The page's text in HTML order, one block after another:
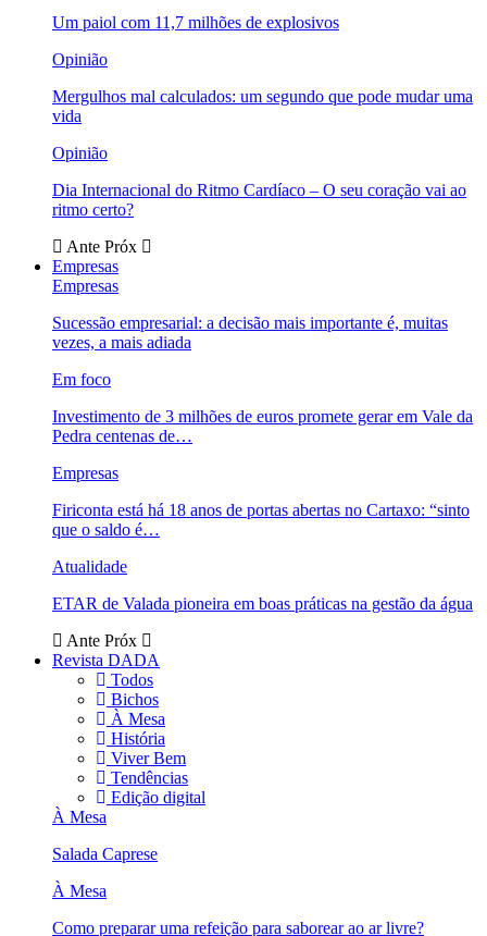
Um paiol com 11,7 milhões de explosivos
Opinião
Mergulhos mal calculados: um segundo que pode mudar uma
vida
Opinião
Dia Internacional do Ritmo Cardíaco – O seu coração vai ao
ritmo certo?
Ante Próx
Empresas
Empresas
Sucessão empresarial: a decisão mais importante é, muitas
vezes, a mais adiada
Em foco
Investimento de 3 milhões de euros promete gerar em Vale da
Pedra centenas de…
Empresas
Firiconta está há 18 anos de portas abertas no Cartaxo: “sinto
que o saldo é…
Atualidade
ETAR de Valada pioneira em boas práticas na gestão da água
Ante Próx
Revista DADA
Todos
Bichos
À Mesa
História
Viver Bem
Tendências
Edição digital
À Mesa
Salada Caprese
À Mesa
Como preparar uma refeição para saborear ao ar livre?